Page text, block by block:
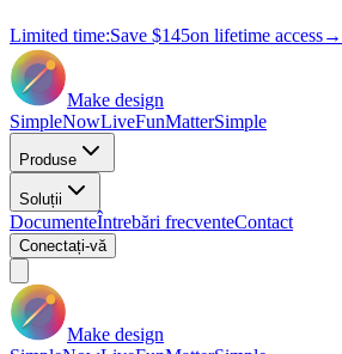
Limited time:Save $145on lifetime access→
Make design
SimpleNowLiveFunMatterSimple
Produse
Soluții
DocumenteÎntrebări frecventeContact
Conectați-vă
Make design